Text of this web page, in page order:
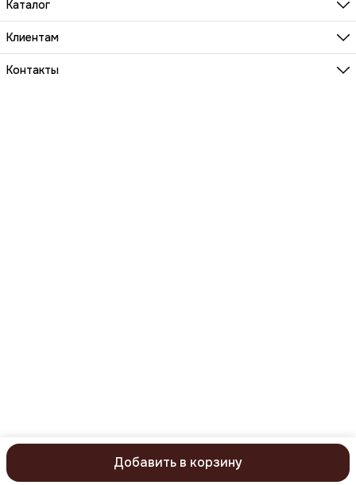
Добавить в корзину
Каталог
Бренды
Волосы
Макияж
Клиентам
О компании
Реквизиты
Контакты
ⓒ KristallerPro 2026. Все права защищеныПолитика